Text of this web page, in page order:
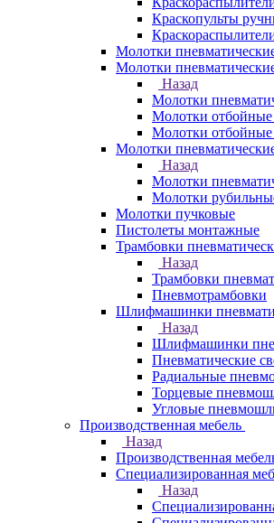
Краскопульты
Молотки
Молотки
Назад
Молотки
Молотки
Молотки
Молотки
Назад
Молотки
Молотки
Молотки пучковые
Пистолеты монтажные
Трамбовки
Назад
Трамбовки
Пневмотрамбовки
Шлифмашинки
Назад
Шлифмашинки
Пневматические
Радиальные
Торцевые
Угловые
Производственная мебель
Назад
Производственная
Cпециализированная
Назад